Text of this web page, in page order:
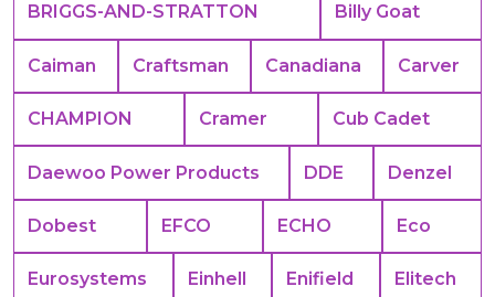
BRIGGS-AND-STRATTON Billy Goat
Caiman Craftsman Canadiana Carver
CHAMPION Cramer Cub Cadet
Daewoo Power Products DDE Denzel
Dobest EFCO ECHO Eco
Eurosystems Einhell Enifield Elitech